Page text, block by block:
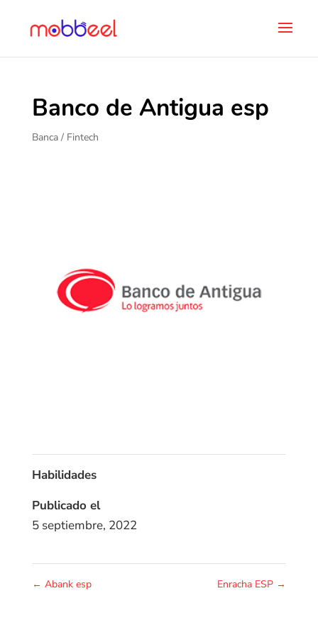
Banco de Antigua esp
Banca / Fintech
Habilidades
Publicado el
5 septiembre, 2022
← Abank esp Enracha ESP →